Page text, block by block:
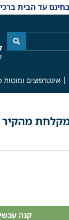
מ-₪499 | אפשרות למשלוחי אקספרס מהיום למחר | למענה
אינטרפוצים ומוטות
קנה